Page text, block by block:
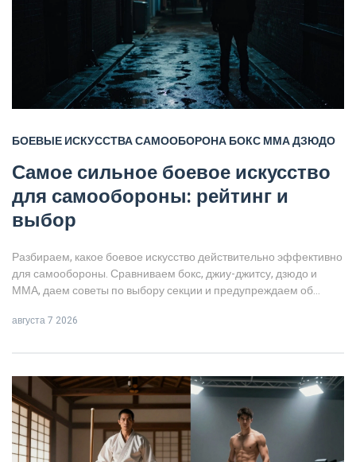
БОЕВЫЕ ИСКУССТВАСАМООБОРОНАБОКСММАДЗЮДО
Самое сильное боевое искусство
для самообороны: рейтинг и
выбор
Разбираем, какое боевое искусство действительно эффективно
для самообороны. Сравниваем бокс, джиу-джитсу, дзюдо и
ММА, даем советы по выбору секции и предупреждаем об
августа 7 2026